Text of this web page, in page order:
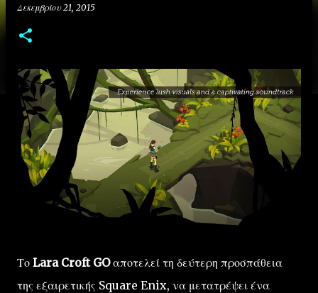
Δεκεμβρίου 21, 2015
Το Lara Croft GOαποτελεί τη δεύτερη προσπάθεια
της εξαιρετικής Square Enix, να μετατρέψει ένα